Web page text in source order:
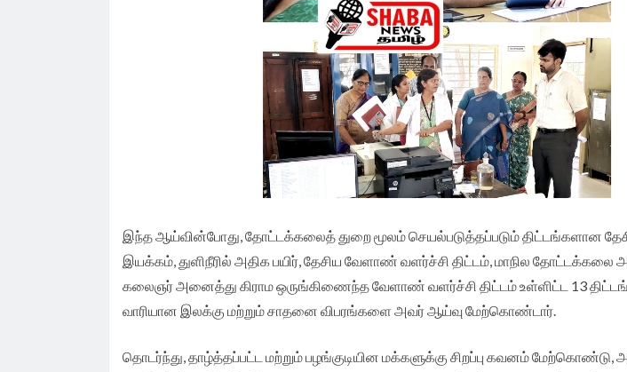
இந்த ஆய்வின்போது, தோட்டக்கலைத் துறை மூலம் செயல்படுத்தப்படும் திட்டங்களான
இயக்கம், துளிநீரில் அதிக பயிர், தேசிய வேளாண் வளர்ச்சி திட்டம், மாநில தோட்டக்கலை
கலைஞர் அனைத்து கிராம ஒருங்கிணைந்த வேளாண் வளர்ச்சி திட்டம் உள்ளிட்ட 13
வாரியான இலக்கு மற்றும் சாதனை விபரங்களை அவர் ஆய்வு மேற்கொண்டார்.
தொடர்ந்து, தாழ்த்தப்பட்ட மற்றும் பழங்குடியின மக்களுக்கு சிறப்பு கவனம்